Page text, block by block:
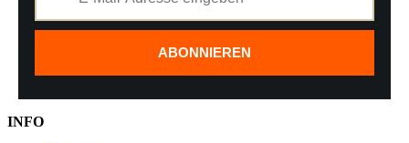
ABONNIEREN
INFO